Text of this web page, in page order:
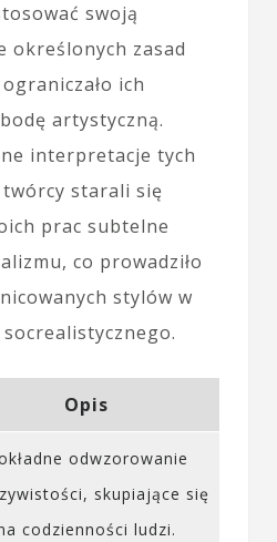
swoją
określonych zasad
ich
artystyczną.
interpretacje tych
starali się
prac subtelne
co prowadziło
stylów w
Opis
odwzorowanie
skupiające się
codzienności ludzi.